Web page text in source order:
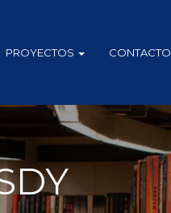
PROYECTOS CONTACTO